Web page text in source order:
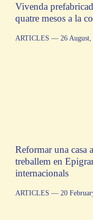
Vivenda
quatre mesos a la
ARTICLES — 26 August,
Reformar una casa
treballem en
internacionals
ARTICLES — 20